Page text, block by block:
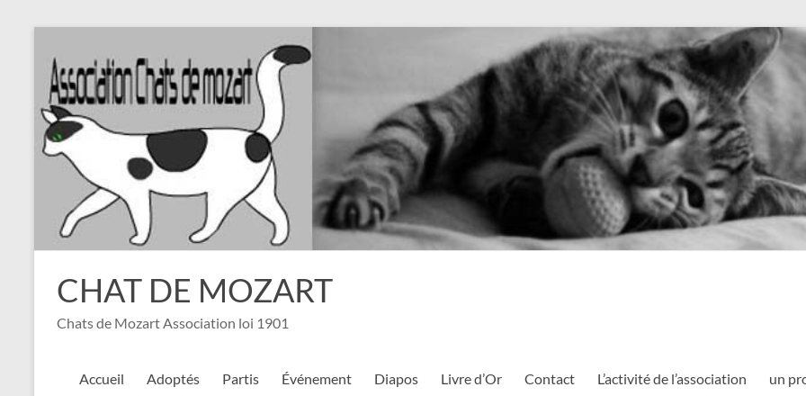
contenu
CHAT DE MOZART
Chats de Mozart Association loi 1901
Accueil Adoptés Partis Événement Diapos Livre d’Or Contact L’activité de l’association un